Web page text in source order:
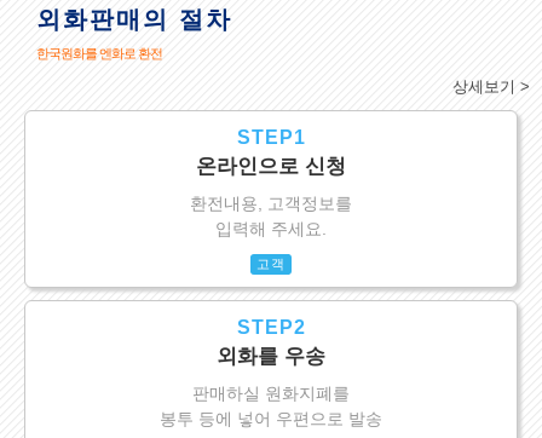
외화판매의 절차
한국원화를 엔화로 환전
상세보기 >
STEP1
온라인으로 신청
환전내용, 고객정보를
입력해 주세요.
고객
STEP2
외화를 우송
판매하실 원화지폐를
봉투 등에 넣어 우편으로 발송